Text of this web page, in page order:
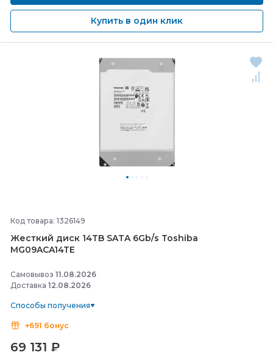
Купить в один клик
Код товара: 1326149
Жесткий диск 14TB SATA 6Gb/s Toshiba
MG09ACA14TE
Самовывоз 11.08.2026
Доставка 12.08.2026
Способы получения
+691 бонус
69 131 ₽